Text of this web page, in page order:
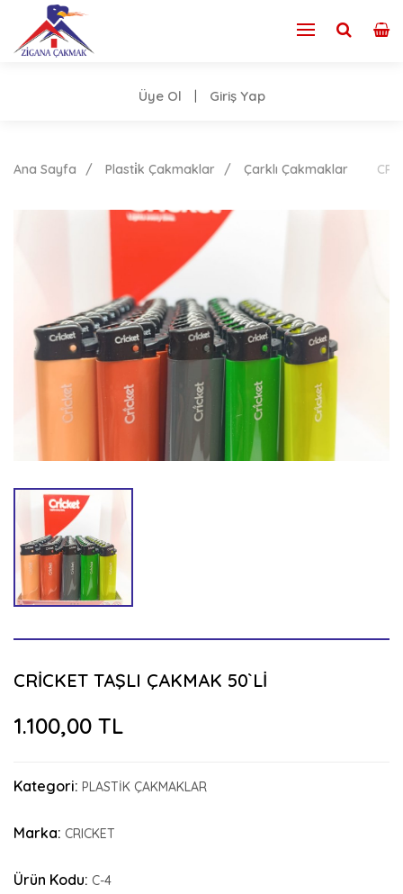
Üye Ol Giriş Yap
Ana Sayfa Plasti̇k Çakmaklar Çarklı Çakmaklar
CRİCKET TAŞLI ÇAKMAK 50`Lİ
1.100,00 TL
Kategori: PLASTİK ÇAKMAKLAR
Marka: CRICKET
Ürün Kodu: C-4